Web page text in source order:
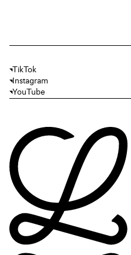
TikTok
Instagram
YouTube